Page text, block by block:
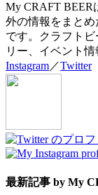
My CRAFT
外の情報をまと
です。クラフト
リー、イベント情
Instagram／Twitter
最新記事 by My